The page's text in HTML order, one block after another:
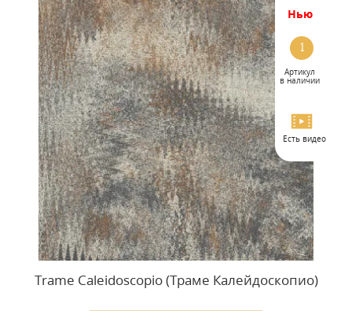
нью
1
Артикул
в наличии
Есть видео
Trame Caleidoscopio (Траме Калейдоскопио)